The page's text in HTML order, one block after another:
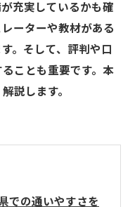
充実しているかも確
ーターや教材がある
。そして、評判や口
ことも重要です。本
説します。
での通いやすさを